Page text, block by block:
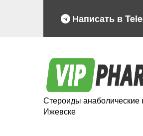
Написать в
Стероиды анаболические
Ижевске